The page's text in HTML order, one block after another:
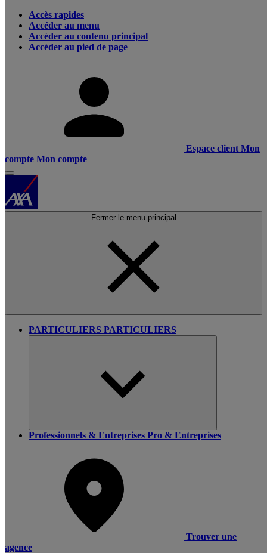
Accès rapides
Accéder au menu
Accéder au contenu principal
Accéder au pied de page
Espace client Mon
compte Mon compte
Fermer le menu principal
PARTICULIERS PARTICULIERS
Professionnels & Entreprises Pro & Entreprises
Trouver une
agence